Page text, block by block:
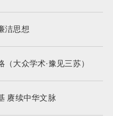
洁思想
（大众学术·豫见三苏）
赓续中华文脉